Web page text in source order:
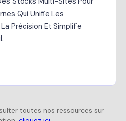
Qui Unifie Les
Précision Et Simplifie
toutes nos ressources sur